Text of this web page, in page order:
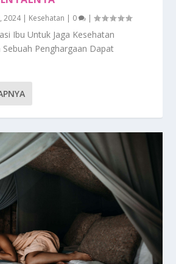
2024| Kesehatan | 0 |
Ibu Untuk Jaga Kesehatan
Penghargaan Dapat